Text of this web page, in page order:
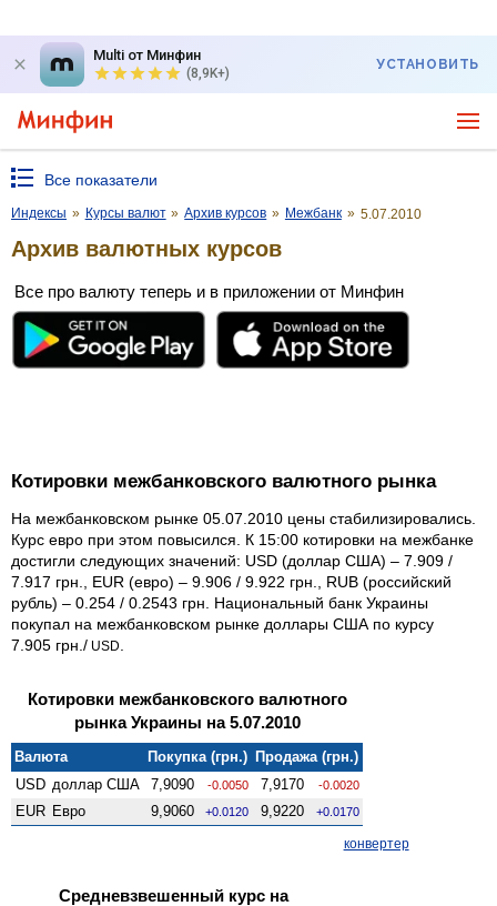
Multi от Минфин
(8,9K+)
УСТАНОВИТЬ
Все показатели
Индексы » Курсы валют » Архив курсов » Межбанк » 5.07.2010
Архив валютных курсов
Все про валюту теперь и в приложении от Минфин
Котировки межбанковского валютного рынка
На межбанковском рынке 05.07.2010 цены стабилизировались.
Курс евро при этом повысился. К 15:00 котировки на межбанке
достигли следующих значений: USD (доллар США) – 7.909 /
7.917 грн., EUR (евро) – 9.906 / 9.922 грн., RUB (российский
рубль) – 0.254 / 0.2543 грн. Национальный банк Украины
покупал на межбанковском рынке доллары США по курсу
7.905 грн./ USD
Котировки межбанковского валютного
рынка Украины на 5.07.2010
Валюта Покупка (грн.) Продажа (грн.)
USD доллар США 7,9090 -0.0050 7,9170 -0.0020
EUR Евро 9,9060 +0.0120 9,9220 +0.0170
конвертер
Средневзвешенный курс на